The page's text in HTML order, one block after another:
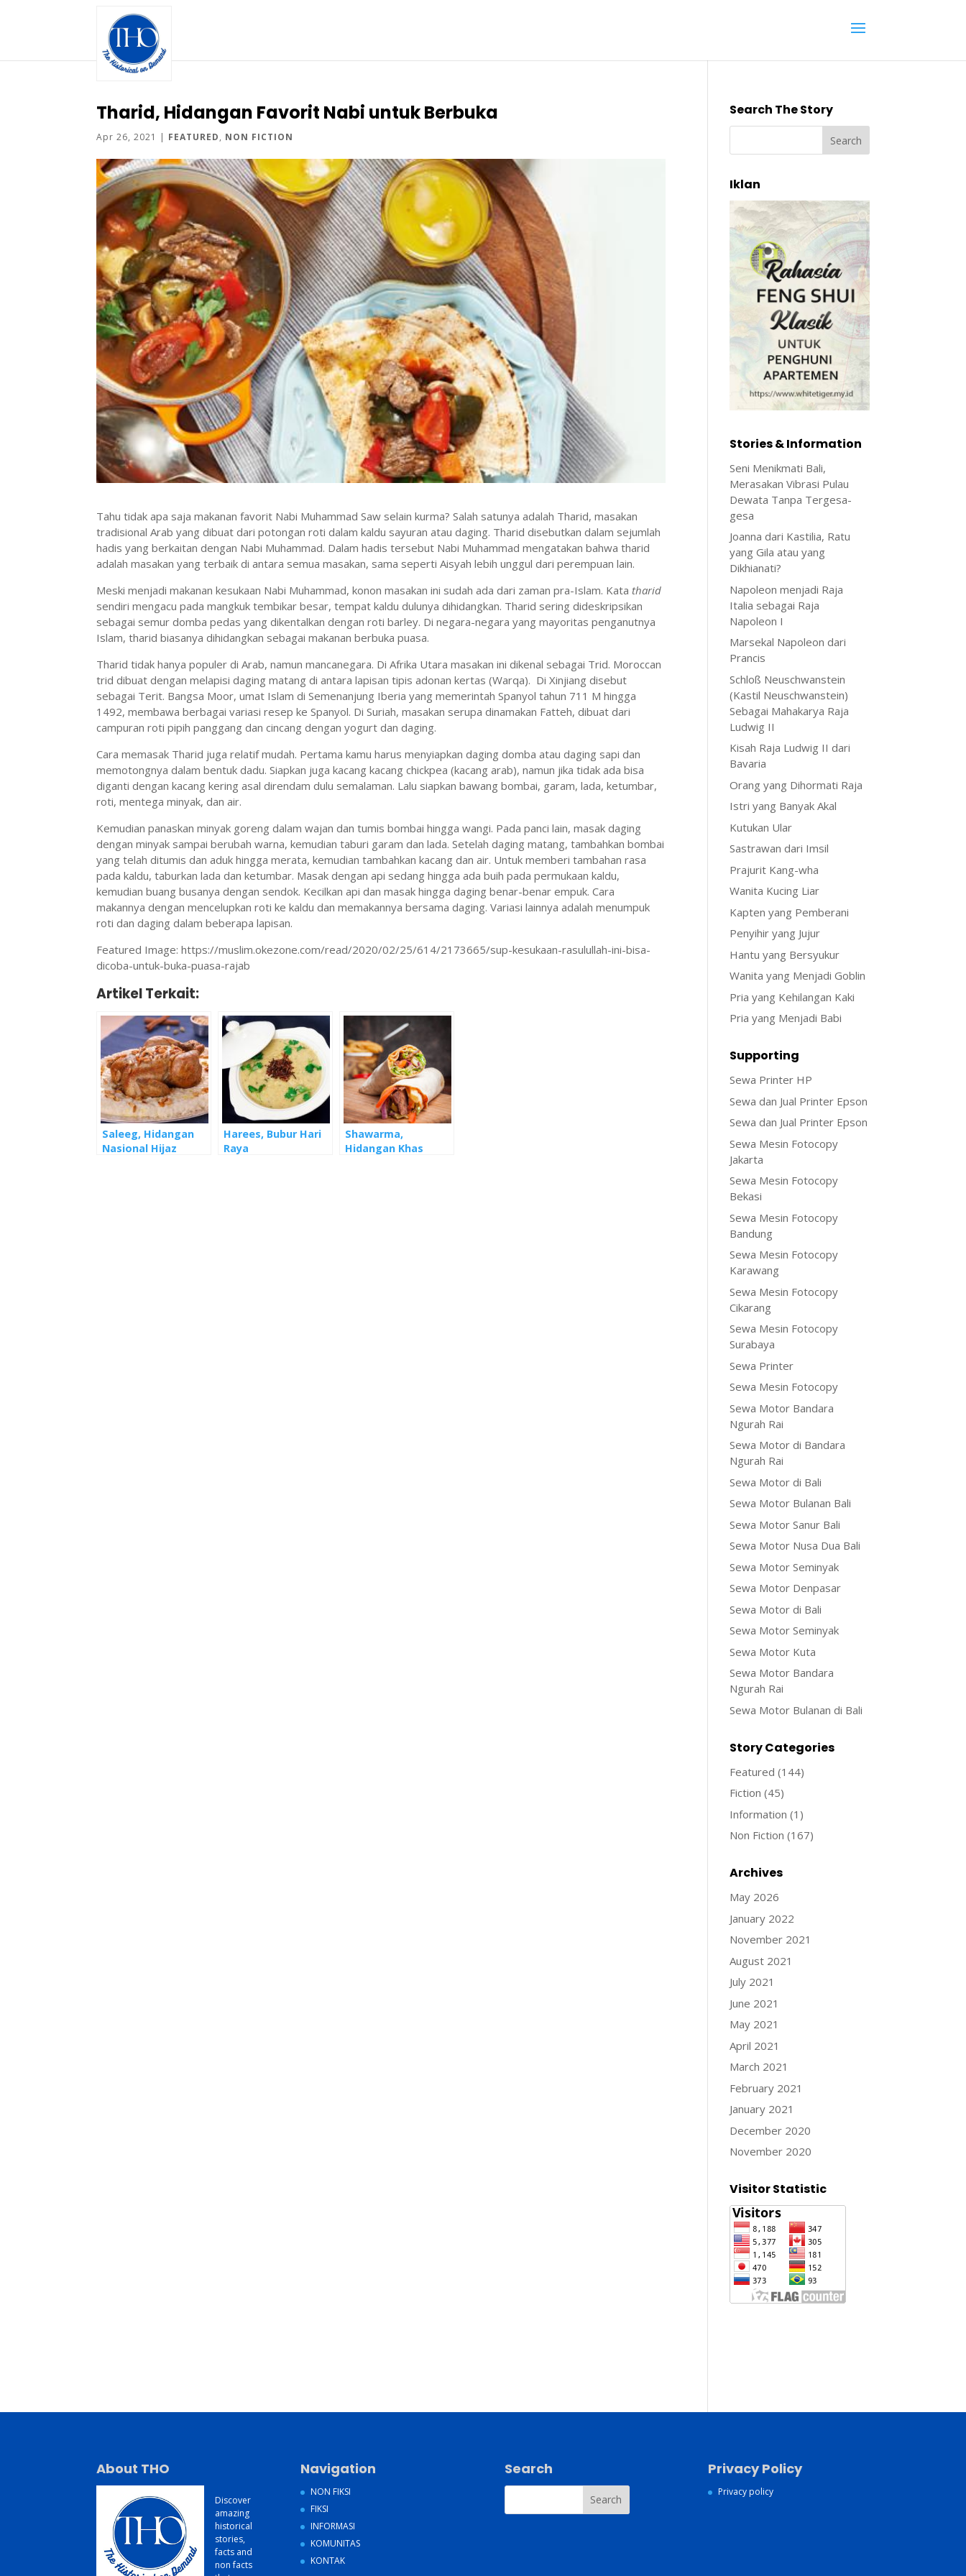
Tharid, Hidangan Favorit Nabi untuk Berbuka
Apr 26, 2021 | FEATURED, NON FICTION
Tahu tidak apa saja makanan favorit Nabi Muhammad Saw selain kurma? Salah satunya adalah Tharid, masakan
tradisional Arab yang dibuat dari potongan roti dalam kaldu sayuran atau daging. Tharid disebutkan dalam sejumlah
hadis yang berkaitan dengan Nabi Muhammad. Dalam hadis tersebut Nabi Muhammad mengatakan bahwa tharid
adalah masakan yang terbaik di antara semua masakan, sama seperti Aisyah lebih unggul dari perempuan lain.
Meski menjadi makanan kesukaan Nabi Muhammad, konon masakan ini sudah ada dari zaman pra-Islam. Katatharid
sendiri mengacu pada mangkuk tembikar besar, tempat kaldu dulunya dihidangkan. Tharid sering dideskripsikan
sebagai semur domba pedas yang dikentalkan dengan roti barley. Di negara-negara yang mayoritas penganutnya
Islam, tharid biasanya dihidangkan sebagai makanan berbuka puasa.
Tharid tidak hanya populer di Arab, namun mancanegara. Di Afrika Utara masakan ini dikenal sebagai Trid. Moroccan
trid dibuat dengan melapisi daging matang di antara lapisan tipis adonan kertas (Warqa). Di Xinjiang disebut
sebagai Terit. Bangsa Moor, umat Islam di Semenanjung Iberia yang memerintah Spanyol tahun 711 M hingga
1492, membawa berbagai variasi resep ke Spanyol. Di Suriah, masakan serupa dinamakan Fatteh, dibuat dari
campuran roti pipih panggang dan cincang dengan yogurt dan daging.
Cara memasak Tharid juga relatif mudah. Pertama kamu harus menyiapkan daging domba atau daging sapi dan
memotongnya dalam bentuk dadu. Siapkan juga kacang kacang chickpea (kacang arab), namun jika tidak ada bisa
diganti dengan kacang kering asal direndam dulu semalaman. Lalu siapkan bawang bombai, garam, lada, ketumbar,
roti, mentega minyak, dan air.
Kemudian panaskan minyak goreng dalam wajan dan tumis bombai hingga wangi. Pada panci lain, masak daging
dengan minyak sampai berubah warna, kemudian taburi garam dan lada. Setelah daging matang, tambahkan bombai
yang telah ditumis dan aduk hingga merata, kemudian tambahkan kacang dan air. Untuk memberi tambahan rasa
pada kaldu, taburkan lada dan ketumbar. Masak dengan api sedang hingga ada buih pada permukaan kaldu,
kemudian buang busanya dengan sendok. Kecilkan api dan masak hingga daging benar-benar empuk. Cara
makannya dengan mencelupkan roti ke kaldu dan memakannya bersama daging. Variasi lainnya adalah menumpuk
roti dan daging dalam beberapa lapisan.
Featured Image: https://muslim.okezone.com/read/2020/02/25/614/2173665/sup-kesukaan-rasulullah-ini-bisa-
dicoba-untuk-buka-puasa-rajab
Artikel Terkait:
Saleeg, Hidangan
Nasional Hijaz
Harees, Bubur Hari
Raya
Shawarma,
Hidangan Khas
Search The Story
Iklan
Stories & Information
Seni Menikmati Bali,
Merasakan Vibrasi Pulau
Dewata Tanpa Tergesa-
gesa
Joanna dari Kastilia, Ratu
yang Gila atau yang
Dikhianati?
Napoleon menjadi Raja
Italia sebagai Raja
Napoleon I
Marsekal Napoleon dari
Prancis
Schloß Neuschwanstein
(Kastil Neuschwanstein)
Sebagai Mahakarya Raja
Ludwig II
Kisah Raja Ludwig II dari
Bavaria
Orang yang Dihormati Raja
Istri yang Banyak Akal
Kutukan Ular
Sastrawan dari Imsil
Prajurit Kang-wha
Wanita Kucing Liar
Kapten yang Pemberani
Penyihir yang Jujur
Hantu yang Bersyukur
Wanita yang Menjadi Goblin
Pria yang Kehilangan Kaki
Pria yang Menjadi Babi
Supporting
Sewa Printer HP
Sewa dan Jual Printer Epson
Sewa dan Jual Printer Epson
Sewa Mesin Fotocopy
Jakarta
Sewa Mesin Fotocopy
Bekasi
Sewa Mesin Fotocopy
Bandung
Sewa Mesin Fotocopy
Karawang
Sewa Mesin Fotocopy
Cikarang
Sewa Mesin Fotocopy
Surabaya
Sewa Printer
Sewa Mesin Fotocopy
Sewa Motor Bandara
Ngurah Rai
Sewa Motor di Bandara
Ngurah Rai
Sewa Motor di Bali
Sewa Motor Bulanan Bali
Sewa Motor Sanur Bali
Sewa Motor Nusa Dua Bali
Sewa Motor Seminyak
Sewa Motor Denpasar
Sewa Motor di Bali
Sewa Motor Seminyak
Sewa Motor Kuta
Sewa Motor Bandara
Ngurah Rai
Sewa Motor Bulanan di Bali
Story Categories
Featured (144)
Fiction (45)
Information (1)
Non Fiction (167)
Archives
May 2026
January 2022
November 2021
August 2021
July 2021
June 2021
May 2021
April 2021
March 2021
February 2021
January 2021
December 2020
November 2020
Visitor Statistic
About THO
Discover
amazing
historical
stories,
facts and
non facts
Navigation
NON FIKSI
FIKSI
INFORMASI
KOMUNITAS
KONTAK
Search Privacy Policy
Privacy policy